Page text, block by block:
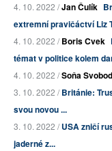
4. 10. 2022 /Jan Čulík
extremní pravičáctví Liz
4. 10. 2022 /Boris Cvek
témat v politice kolem
4. 10. 2022 /Soňa
3. 10. 2022 /Británie:
svou novou ...
3. 10. 2022 /USA zničí
jaderné z...